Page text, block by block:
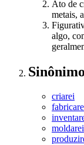
Ato de
metais,
algo,
Sinônimo
criarei
moldarei